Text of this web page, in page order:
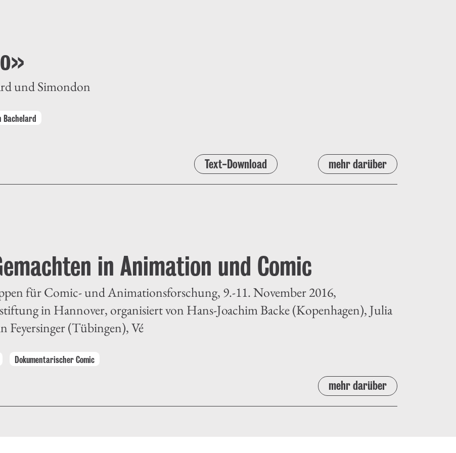
und Simondon
Bachelard
Text-Download mehr darüber
in Animation und Comic
für Comic- und Animationsforschung, 9.-11. November 2016,
in Hannover, organisiert von Hans-Joachim Backe (Kopenhagen), Julia
(Tübingen), Vé
Dokumentarischer Comic
mehr darüber